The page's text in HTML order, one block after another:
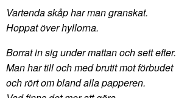
Vartenda skåp har man granskat.
Hoppat över hyllorna.
Borrat in sig under mattan och sett efter.
Man har till och med brutit mot förbudet
och rört om bland alla papperen.